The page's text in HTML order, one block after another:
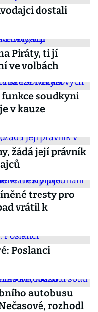
dostali
Piráty, ti jí
ve volbách
soudkyni
v kauze
žádá její právník
tresty pro
vrátil k
Poslanci
autobusu
rozhodl